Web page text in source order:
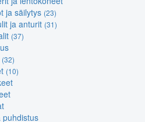
ja säilytys (23)
ja anturit (31)
(37)
(32)
(10)
puhdistus